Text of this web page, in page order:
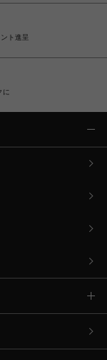
ト進呈
に